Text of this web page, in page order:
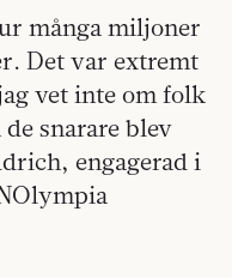
många miljoner
Det var extremt
vet inte om folk
snarare blev
engagerad i